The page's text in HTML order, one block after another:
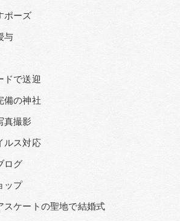
ポーズ
与
ドで送迎
備の神社
真撮影
ルス対応
ログ
ップ
スケートの聖地で結婚式